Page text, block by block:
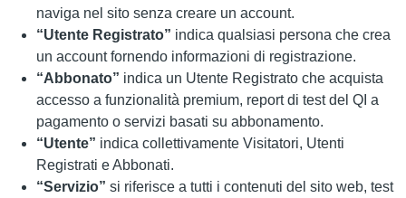
naviga nel sito senza creare un account.
“Utente Registrato” indica qualsiasi persona che crea
un account fornendo informazioni di registrazione.
“Abbonato” indica un Utente Registrato che acquista
accesso a funzionalità premium, report di test del QI a
pagamento o servizi basati su abbonamento.
“Utente” indica collettivamente Visitatori, Utenti
Registrati e Abbonati.
“Servizio” si riferisce a tutti i contenuti del sito web, test